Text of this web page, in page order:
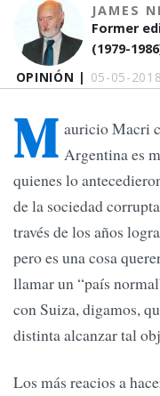
OPINIÓN | 05-05-
JAMES
Former
(1979-
M auricio Macri
Argentina es
quienes lo
de la sociedad
través de los años
pero es una cosa
llamar un “país
con Suiza, digamos,
distinta alcanzar tal
Los más reacios a